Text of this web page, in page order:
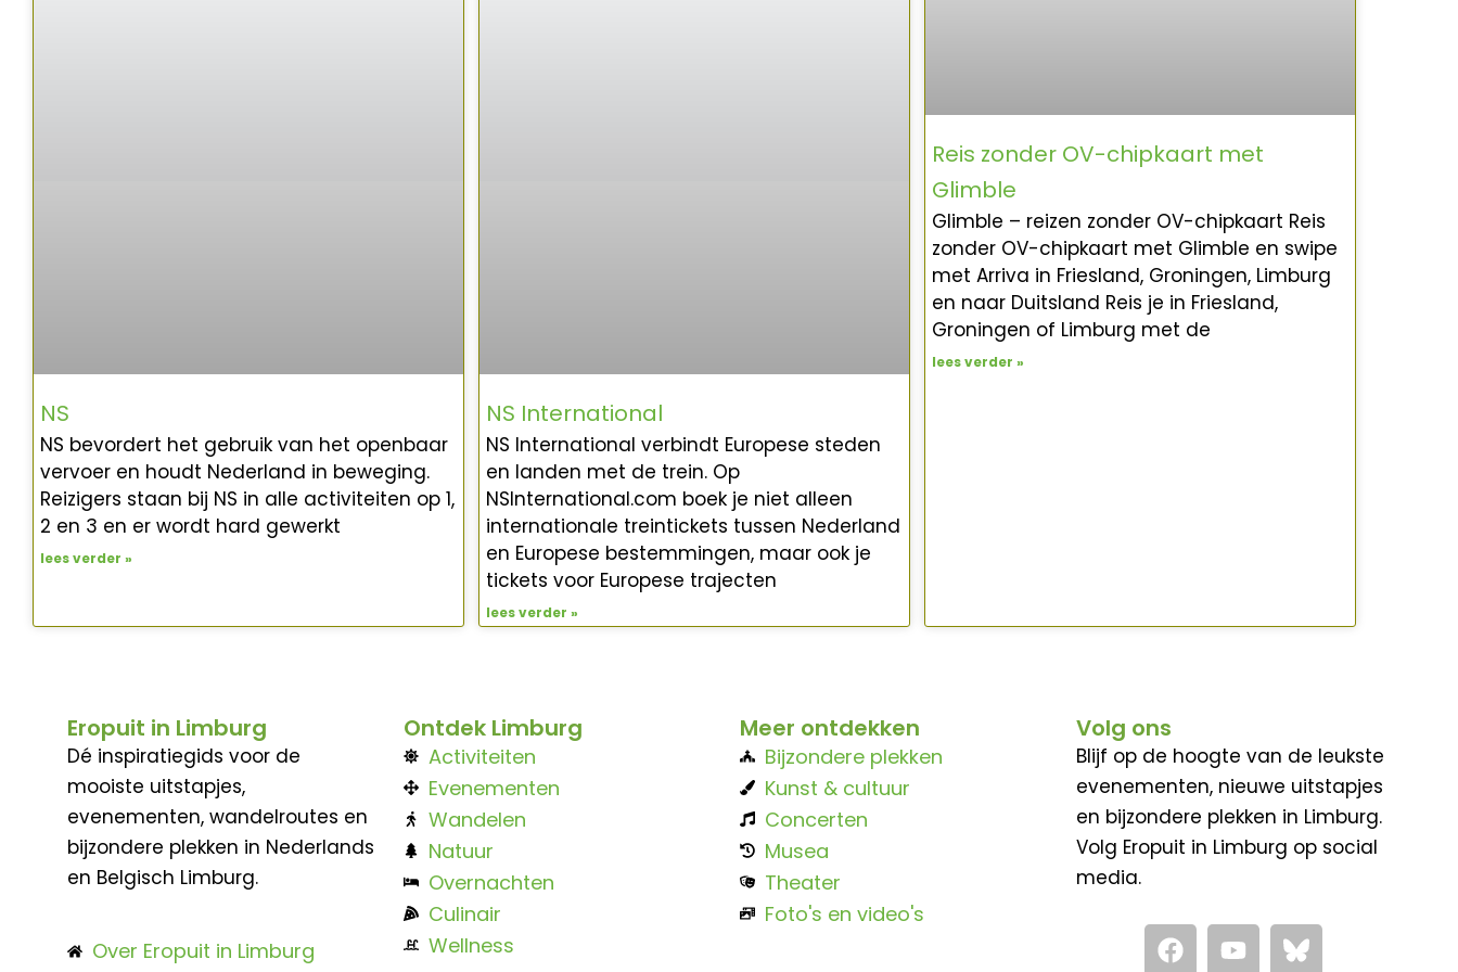
NS
NS bevordert het gebruik van het openbaar
vervoer en houdt Nederland in beweging.
Reizigers staan bij NS in alle activiteiten op 1,
2 en 3 en er wordt hard gewerkt
lees verder »
NS International
NS International verbindt Europese steden
en landen met de trein. Op
NSInternational.com boek je niet alleen
internationale treintickets tussen Nederland
en Europese bestemmingen, maar ook je
tickets voor Europese trajecten
lees verder »
Reis zonder OV-chipkaart met
Glimble
Glimble – reizen zonder OV-chipkaart Reis
zonder OV-chipkaart met Glimble en swipe
met Arriva in Friesland, Groningen, Limburg
en naar Duitsland Reis je in Friesland,
Groningen of Limburg met de
lees verder »
Eropuit in Limburg
Dé inspiratiegids voor de
mooiste uitstapjes,
evenementen, wandelroutes en
bijzondere plekken in Nederlands
en Belgisch Limburg.
Over Eropuit in Limburg
Ontdek Limburg
Activiteiten
Evenementen
Wandelen
Natuur
Overnachten
Culinair
Wellness
Meer ontdekken
Bijzondere plekken
Kunst & cultuur
Concerten
Musea
Theater
Foto's en video's
Volg ons
Blijf op de hoogte van de leukste
evenementen, nieuwe uitstapjes
en bijzondere plekken in Limburg.
Volg Eropuit in Limburg op social
media.
F
a
Y
o